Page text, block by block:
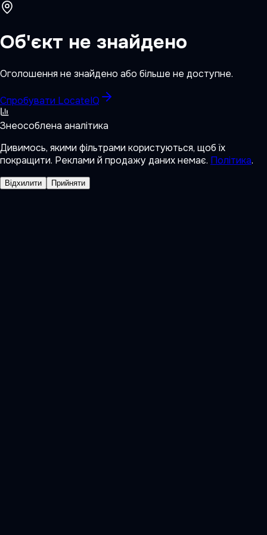
Об'єкт не знайдено
Оголошення не знайдено або більше не доступне.
Спробувати LocateIQ
Знеособлена аналітика
Дивимось, якими фільтрами користуються, щоб їх
покращити. Реклами й продажу даних немає. Політика.
Відхилити Прийняти